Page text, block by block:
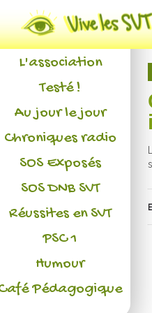
Actualités
L'association
Testé !
Au jour le jour
Chroniques radio
SOS Exposés
SOS DNB SVT
Réussites en SVT
PSC 1
Humour
Pédagogique